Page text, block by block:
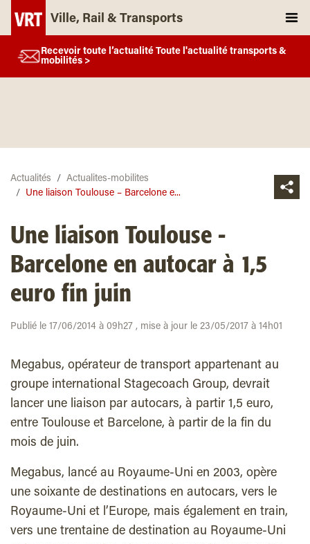
Ville, Rail & Transports
Recevoir toute l’actualité Toute l'actualité transports &
mobilités >
Actualités
Actualites-mobilites
Une liaison Toulouse – Barcelone e...
Une liaison Toulouse -
Barcelone en autocar à 1,5
euro fin juin
Publié le 17/06/2014 à 09h27 , mise à jour le 23/05/2017 à 14h01
Megabus, opérateur de transport appartenant au
groupe international Stagecoach Group, devrait
lancer une liaison par autocars, à partir 1,5 euro,
entre Toulouse et Barcelone, à partir de la fin du
mois de juin.
Megabus, lancé au Royaume-Uni en 2003, opère
une soixante de destinations en autocars, vers le
Royaume-Uni et l’Europe, mais également en train,
vers une trentaine de destination au Royaume-Uni